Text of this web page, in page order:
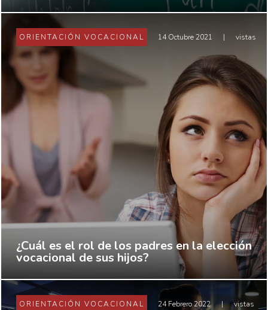
ORIENTACIÓN VOCACIONAL 14 Octubre 2021 | vistas
¿Cuál es el rol de los padres en la elección
vocacional de sus hijos?
ORIENTACIÓN VOCACIONAL 24 Febrero 2022 | vistas